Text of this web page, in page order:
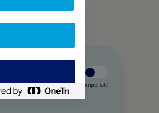
Sistema metrico / Sistema imperiale